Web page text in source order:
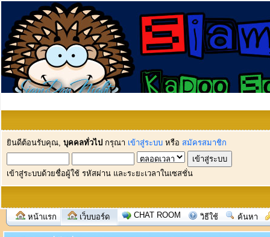
ยินดีต้อนรับคุณ, บุคคลทั่วไป กรุณา เข้าสู่ระบบ หรือ สมัครสมาชิก
เข้าสู่ระบบด้วยชื่อผู้ใช้ รหัสผ่าน และระยะเวลาในเซสชั่น
หน้าแรก เว็บบอร์ด CHAT ROOM วิธีใช้ ค้นหา